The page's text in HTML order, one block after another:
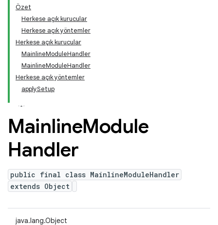
Özet
Herkese açık kurucular
Herkese açık yöntemler
Herkese açık kurucular
MainlineModuleHandler
MainlineModuleHandler
Herkese açık yöntemler
applySetup
MainlineModule
Handler
public final class MainlineModuleHandler
extends Object
java.lang.Object